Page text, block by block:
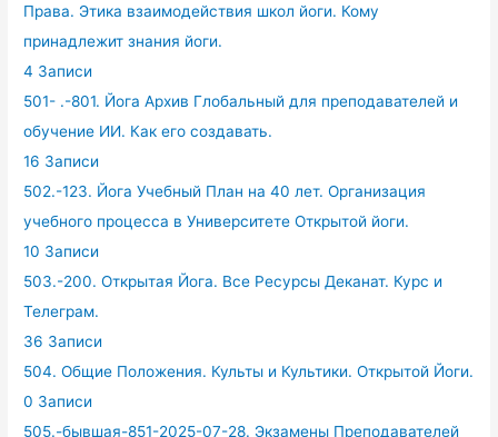
Права. Этика взаимодействия школ йоги. Кому
принадлежит знания йоги.
4 Записи
501- .-801. Йога Архив Глобальный для преподавателей и
обучение ИИ. Как его создавать.
16 Записи
502.-123. Йога Учебный План на 40 лет. Организация
учебного процесса в Университете Открытой йоги.
10 Записи
503.-200. Открытая Йога. Все Ресурсы Деканат. Курс и
Телеграм.
36 Записи
504. Общие Положения. Культы и Культики. Открытой Йоги.
0 Записи
505.-бывшая-851-2025-07-28. Экзамены Преподавателей